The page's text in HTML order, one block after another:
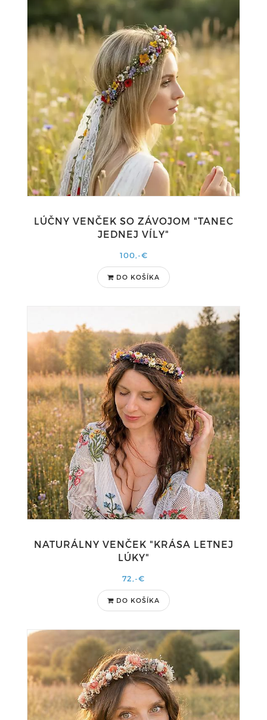
LÚČNY VENČEK SO ZÁVOJOM "TANEC
JEDNEJ VÍLY"
100,-€
DO KOŠÍKA
NATURÁLNY VENČEK "KRÁSA LETNEJ
LÚKY"
72,-€
DO KOŠÍKA